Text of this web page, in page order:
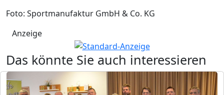
Foto: Sportmanufaktur GmbH & Co. KG
Anzeige
Das könnte Sie auch interessieren